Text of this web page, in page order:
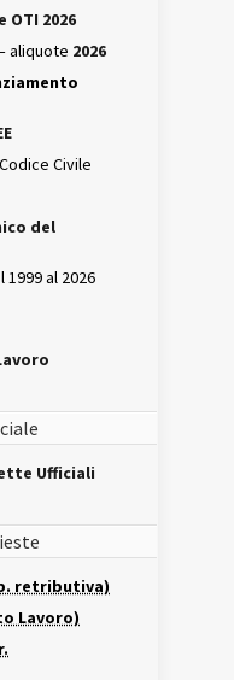
OTI 2026
aliquote 2026
Civile
del
1999 al 2026
Ufficiali
retributiva)
Lavoro)